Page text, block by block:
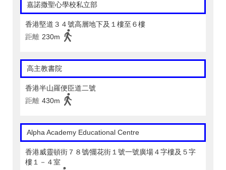
嘉諾撒聖心學校私立部
香港堅道３４號高層地下及１樓至６樓
距離 230m
高主教書院
香港半山羅便臣道二號
距離 430m
Alpha Academy Educational Centre
香港威靈頓街７８號∕擺花街１號一號廣場４字樓及５字
樓１－４室